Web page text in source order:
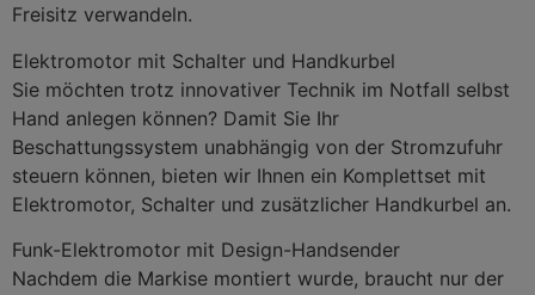
Freisitz verwandeln.
Elektromotor mit Schalter und Handkurbel
Sie möchten trotz innovativer Technik im Notfall selbst
Hand anlegen können? Damit Sie Ihr
Beschattungssystem unabhängig von der Stromzufuhr
steuern können, bieten wir Ihnen ein Komplettset mit
Elektromotor, Schalter und zusätzlicher Handkurbel an.
Funk-Elektromotor mit Design-Handsender
Nachdem die Markise montiert wurde, braucht nur der